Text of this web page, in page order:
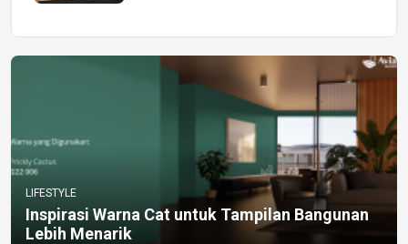
LIFESTYLE
Inspirasi Warna Cat untuk Tampilan Bangunan
Lebih Menarik